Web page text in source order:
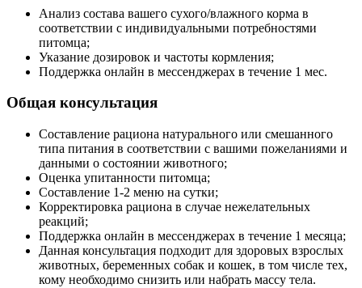
Анализ состава вашего сухого/влажного корма в
соответствии с индивидуальными потребностями
питомца;
Указание дозировок и частоты кормления;
Поддержка онлайн в мессенджерах в течение 1 мес.
Общая консультация
Составление рациона натурального или смешанного
типа питания в соответствии с вашими пожеланиями и
данными о состоянии животного;
Оценка упитанности питомца;
Составление 1-2 меню на сутки;
Корректировка рациона в случае нежелательных
реакций;
Поддержка онлайн в мессенджерах в течение 1 месяца;
Данная консультация подходит для здоровых взрослых
животных, беременных собак и кошек, в том числе тех,
кому необходимо снизить или набрать массу тела.